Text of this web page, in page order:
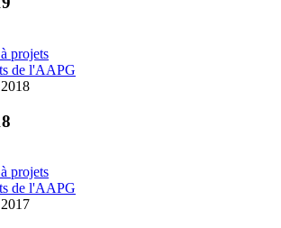
projets
de l'AAPG
projets
de l'AAPG